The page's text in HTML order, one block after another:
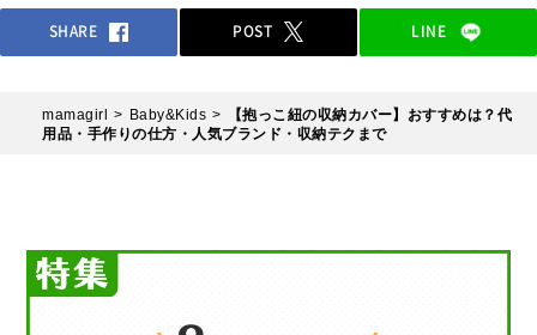
SHARE POST LINE
mamagirl Baby&Kids
【抱っこ紐の収納カバー】おすすめは？代
用品・手作りの仕方・人気ブランド・収納テクまで